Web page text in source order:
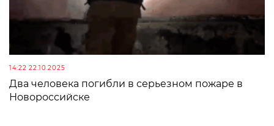
14:22 22.10.2025
Два человека погибли в серьезном пожаре в
Новороссийске